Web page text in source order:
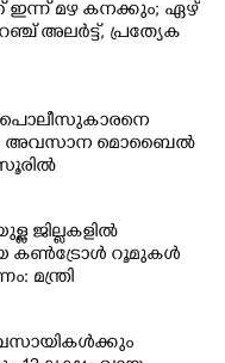
മഴ കനക്കും; ഏഴ്
അലർട്ട്, പ്രത്യേക
അവസാന മൊബൈൽ
ജില്ലകളിൽ
കൺട്രോൾ റൂമുകൾ
മന്ത്രി